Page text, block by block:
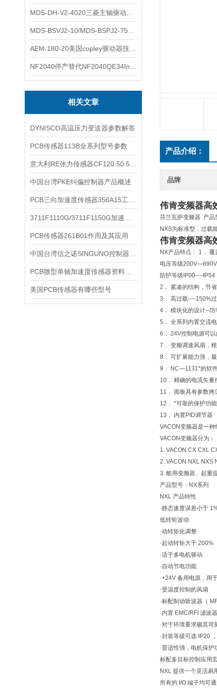
相关文章
DYNISCO高温压力变送器参数解答
PCB传感器113B全系列型号参数
中国台湾PKE纠偏控制器产品概述
PCB传感器261B01作用及其应用
美国PCB传感器有哪些型号
产品介绍：
品牌
伟肯变频器高
芬兰瓦萨变频器 产品
NXS为标准型，过载
伟肯变频器高
NX产品特点： 1． 覆
电压等级
防护等级IP00----
2． 紧凑的结构，节
3． 高过载----150%
4． 模块化的设计--
5． 全系列内置交流
6． 24V控制电源可
7． 变频调速风扇，
8． 可扩展能力强，
9． NC—1131*的软
10． 精确的电流矢量
11． 面板具有参数
12． *可靠的保护功能
13． 内置PID调节器
VACON变频器是一
VACON变频器分为：
1. VACON CX CXL
2. VACON NXL NXS
3. 船用变频器、起重
产品型号：NX系列
NXL 产品特性
·静态速度误差小于
低转矩波动
·动转矩化调整
·起动转矩大于 200%
·适于多电机驱动
·自动节电功能
·+24V 备用电源，用
·受温度控制的风扇
·标配制动斩波器（
·内置 EMC/RFI 滤波
·对于环境要求极其
·封装等级可选 IP20
·普适性强，电机保护
标配多目标控制应用
NXL 提供一个灵活易
所有的 I/O 端子均可